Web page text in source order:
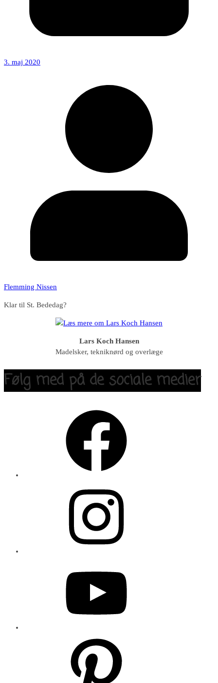
3. maj 2020
Flemming Nissen
Klar til St. Bededag?
Lars Koch Hansen
Madelsker, tekniknørd og overlæge
Følg med på de sociale medier